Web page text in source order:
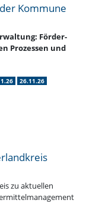
Kommune
Förder­
Prozessen und
26.11.26
zu aktuellen